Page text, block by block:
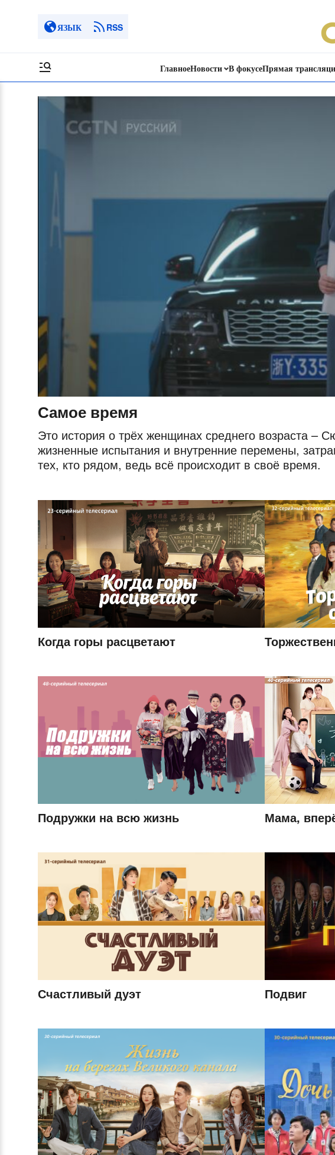
ЯЗЫК RSS
ГлавноеНовости В фокусеПрямая
Самое время
Это история о трёх женщинах среднего возраста
жизненные испытания и внутренние перемены,
тех, кто рядом, ведь всё происходит в своё время.
Когда горы расцветают
Подружки на всю жизнь Мама,
Счастливый дуэт Подвиг